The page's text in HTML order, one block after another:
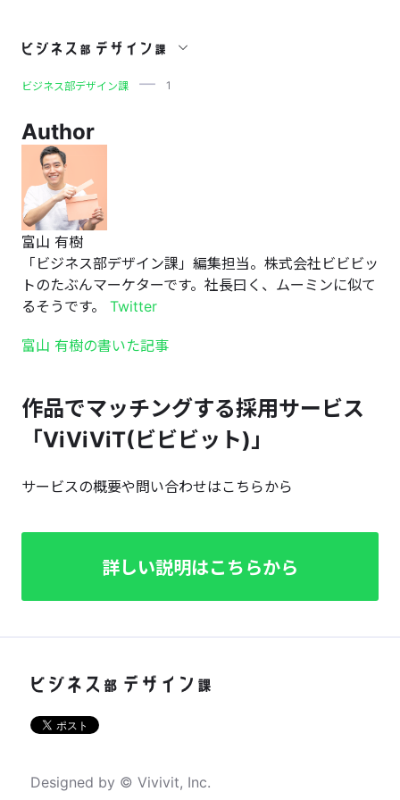
1
ビジネス部デザイン課 1
Author
富山 有樹
「ビジネス部デザイン課」編集担当。株式会社ビビビッ
トのたぶんマーケターです。社長曰く、ムーミンに似て
るそうです。 Twitter
富山 有樹の書いた記事
作品でマッチングする採用サービス
「ViViViT(ビビビット)」
サービスの概要や問い合わせはこちらから
詳しい説明はこちらから
Designed by © Vivivit, Inc.